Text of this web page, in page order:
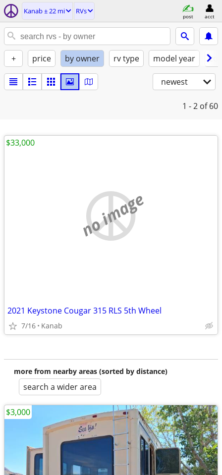
Kanab ± 22 mi RVs
post acct
+ price by owner rv type model year
newest
1 - 2 of 60
no image
2021 Keystone Cougar 315 RLS 5th Wheel
7/16 Kanab
$33,000
more from nearby areas (sorted by distance)
search a wider area
$3,000